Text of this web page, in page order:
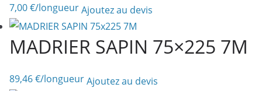
7,00€/longueurAjoutez au devis
MADRIER SAPIN 75×225 7M
89,46€/longueurAjoutez au devis